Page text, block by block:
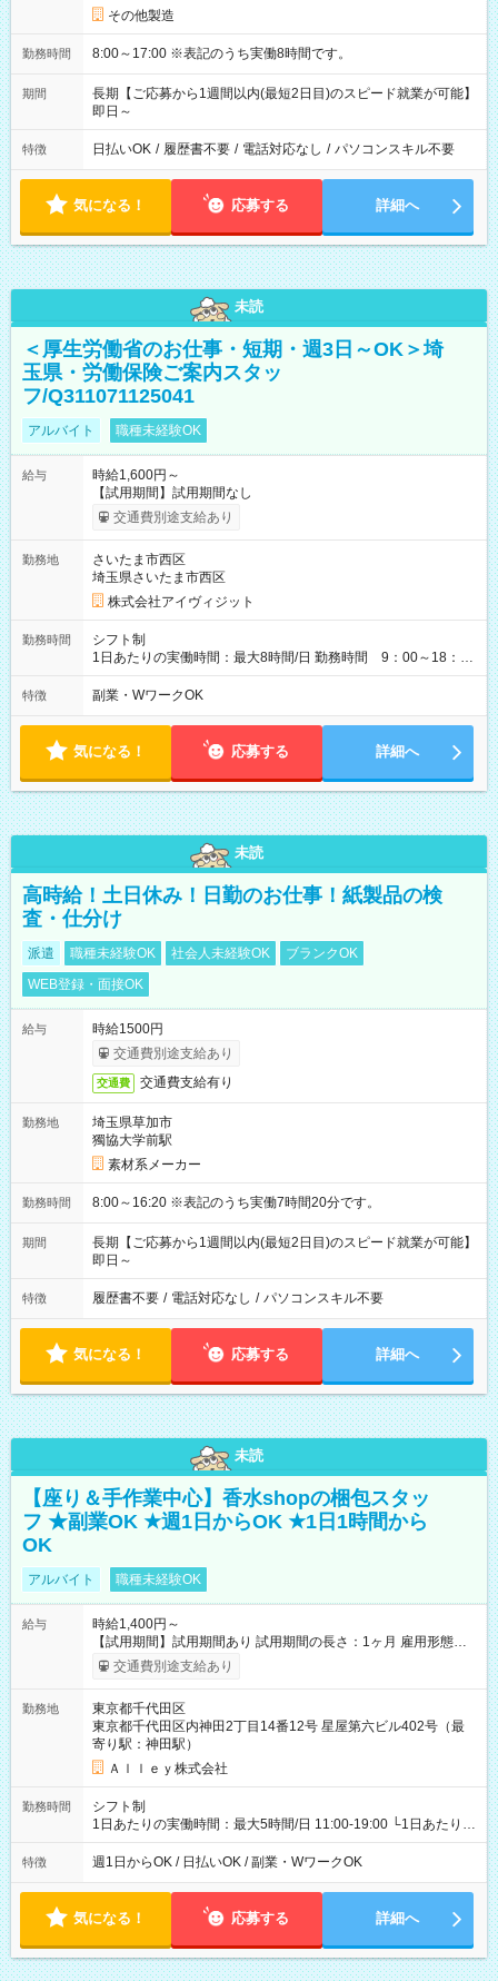
その他製造
勤務時間 8:00～17:00 ※表記のうち実働8時間です。
期間
長期【ご応募から1週間以内(最短2日目)のスピード就業が可能】
即日～
特徴 日払いOK / 履歴書不要 / 電話対応なし / パソコンスキル不要
気になる！ 応募する 詳細へ
未読
＜厚生労働省のお仕事・短期・週3日～OK＞埼
玉県・労働保険ご案内スタッ
フ/Q311071125041
アルバイト 職種未経験OK
給与
時給1,600円～
【試用期間】試用期間なし
交通費別途支給あり
勤務地
さいたま市西区
埼玉県さいたま市西区
株式会社アイヴィジット
勤務時間
シフト制
1日あたりの実働時間：最大8時間/日 勤務時間 9：00～18：
00(実働8h、休憩1h) 土日祝含む週3日～OK、シフト制 ※もちろ
ん週5日勤務もOK♪ 勤務期間：2026年8月12日～9月9日※リスト
特徴 副業・WワークOK
気になる！ 応募する 詳細へ
未読
高時給！土日休み！日勤のお仕事！紙製品の検
査・仕分け
派遣 職種未経験OK 社会人未経験OK
ブランクOK
WEB登録・面接OK
給与
時給1500円
交通費別途支給あり
交通費 交通費支給有り
勤務地
埼玉県草加市
獨協大学前駅
素材系メーカー
勤務時間 8:00～16:20 ※表記のうち実働7時間20分です。
期間
長期【ご応募から1週間以内(最短2日目)のスピード就業が可能】
即日～
特徴 履歴書不要 / 電話対応なし / パソコンスキル不要
気になる！ 応募する 詳細へ
未読
【座り＆手作業中心】香水shopの梱包スタッ
フ ★副業OK ★週1日からOK ★1日1時間から
OK
アルバイト 職種未経験OK
給与
時給1,400円～
【試用期間】試用期間あり 試用期間の長さ：1ヶ月 雇用形態、
給与は本採用時と同じです。
交通費別途支給あり
勤務地
東京都千代田区
東京都千代田区内神田2丁目14番12号 星屋第六ビル402号（最
寄り駅：神田駅）
Ａｌｌｅｙ株式会社
勤務時間
シフト制
1日あたりの実働時間：最大5時間/日 11:00-19:00 └1日あたりの
実働時間：1-5時間 └上記の時間帯内であれば、いつでも勤務可
能！ └平日・土曜日の中で、お好きな曜日でご勤務いただけま
18:00 などのように、自由な働き方が可能なお仕事です！
特徴 週1日からOK / 日払いOK / 副業・WワークOK
気になる！ 応募する 詳細へ